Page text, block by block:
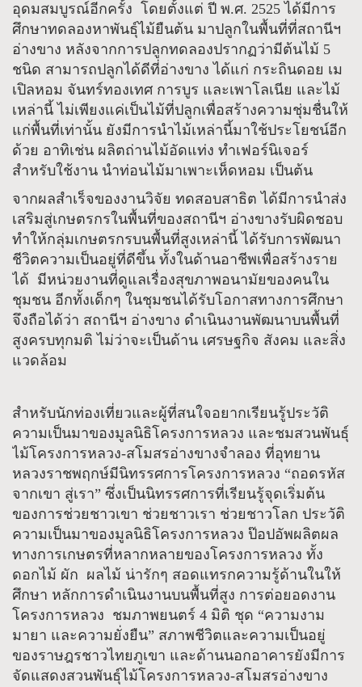
อุดมสมบูรณ์อีกครั้ง โดยตั้งแต่ ปี พ.ศ. 2525 ได้มีการ
ศึกษาทดลองหาพันธุ์ไม้ยืนต้น มาปลูกในพื้นที่ที่สถานีฯ
อ่างขาง หลังจากการปลูกทดลองปรากฏว่ามีต้นไม้ 5
ชนิด สามารถปลูกได้ดีที่อ่างขาง ได้แก่ กระถินดอย เม
เปิลหอม จันทร์ทองเทศ การบูร และเพาโลเนีย และไม้
เหล่านี้ ไม่เพียงแค่เป็นไม้ที่ปลูกเพื่อสร้างความชุ่มชื่นให้
แก่พื้นที่เท่านั้น ยังมีการนำไม้เหล่านี้มาใช้ประโยชน์อีก
ด้วย อาทิเช่น ผลิตถ่านไม้อัดแท่ง ทำเฟอร์นิเจอร์
สำหรับใช้งาน นำท่อนไม้มาเพาะเห็ดหอม เป็นต้น
จากผลสำเร็จของงานวิจัย ทดสอบสาธิต ได้มีการนำส่ง
เสริมสู่เกษตรกรในพื้นที่ของสถานีฯ อ่างขางรับผิดชอบ
ทำให้กลุ่มเกษตรกรบนพื้นที่สูงเหล่านี้ ได้รับการพัฒนา
ชีวิตความเป็นอยู่ที่ดีขึ้น ทั้งในด้านอาชีพเพื่อสร้างราย
ได้ มีหน่วยงานที่ดูแลเรื่องสุขภาพอนามัยของคนใน
ชุมชน อีกทั้งเด็กๆ ในชุมชนได้รับโอกาสทางการศึกษา
จึงถือได้ว่า สถานีฯ อ่างขาง ดำเนินงานพัฒนาบนพื้นที่
สูงครบทุกมติ ไม่ว่าจะเป็นด้าน เศรษฐกิจ สังคม และสิ่ง
แวดล้อม
สำหรับนักท่องเที่ยวและผู้ที่สนใจอยากเรียนรู้ประวัติ
ความเป็นมาของมูลนิธิโครงการหลวง และชมสวนพันธุ์
ไม้โครงการหลวง-สโมสรอ่างขางจำลอง ที่อุทยาน
หลวงราชพฤกษ์มีนิทรรศการโครงการหลวง “ถอดรหัส
จากเขา สู่เรา” ซึ่งเป็นนิทรรศการที่เรียนรู้จุดเริ่มต้น
ของการช่วยชาวเขา ช่วยชาวเรา ช่วยชาวโลก ประวัติ
ความเป็นมาของมูลนิธิโครงการหลวง ป๊อปอัพผลิตผล
ทางการเกษตรที่หลากหลายของโครงการหลวง ทั้ง
ดอกไม้ ผัก ผลไม้ น่ารักๆ สอดแทรกความรู้ด้านในให้
ศึกษา หลักการดำเนินงานบนพื้นที่สูง การต่อยอดงาน
โครงการหลวง ชมภาพยนตร์ 4 มิติ ชุด “ความงาม
มายา และความยั่งยืน” สภาพชีวิตและความเป็นอยู่
ของราษฎรชาวไทยภูเขา และด้านนอกอาคารยังมีการ
จัดแสดงสวนพันธุ์ไม้โครงการหลวง-สโมสรอ่างขาง